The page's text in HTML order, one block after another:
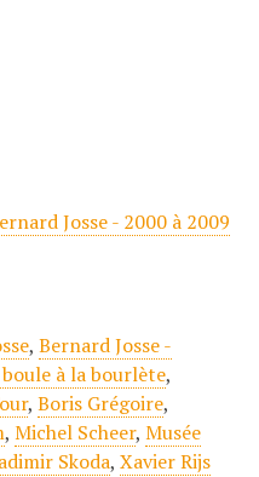
Josse - 2000 à 2009
, Bernard Josse -
à la bourlète,
, Boris Grégoire,
, Michel Scheer, Musée
Skoda, Xavier Rijs